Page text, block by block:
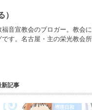
）
福音宣教会のブロガー。教会
す。名古屋・主の栄光教会所
新記事
摂理日和